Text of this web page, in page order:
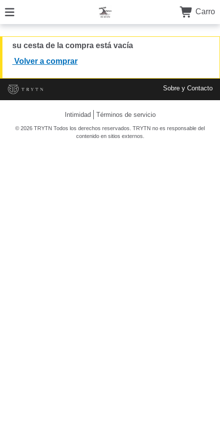
Carro
su cesta de la compra está vacía
Volver a comprar
Sobre y Contacto
Intimidad Términos de servicio
© 2026 TRYTN Todos los derechos reservados. TRYTN no es responsable del
contenido en sitios externos.